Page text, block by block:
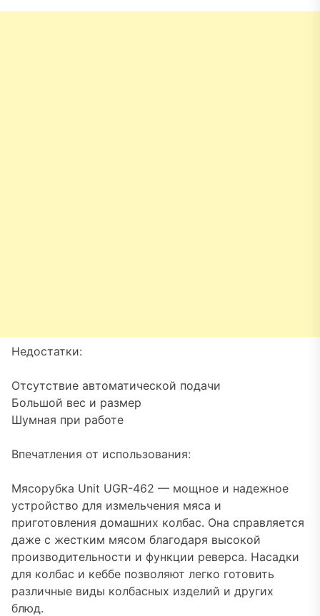
Недостатки:
Отсутствие автоматической подачи
Большой вес и размер
Шумная при работе
Впечатления от использования:
Мясорубка Unit UGR-462 — мощное и надежное
устройство для измельчения мяса и
приготовления домашних колбас. Она справляется
даже с жестким мясом благодаря высокой
производительности и функции реверса. Насадки
для колбас и кеббе позволяют легко готовить
различные виды колбасных изделий и других
блюд.